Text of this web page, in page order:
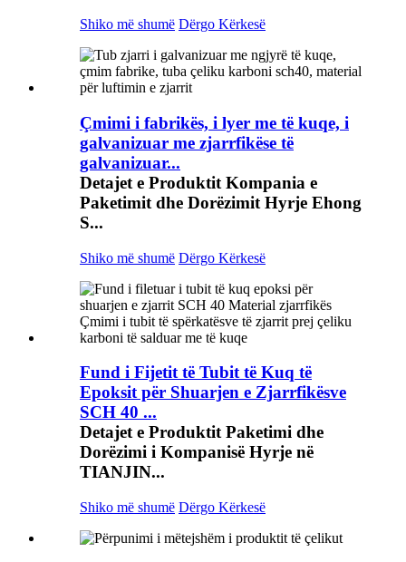
Shiko më shumë Dërgo Kërkesë
Çmimi i fabrikës, i lyer me të kuqe, i
galvanizuar me zjarrfikëse të
galvanizuar...
Detajet e Produktit Kompania e
Paketimit dhe Dorëzimit Hyrje Ehong
S...
Shiko më shumë Dërgo Kërkesë
Fund i Fijetit të Tubit të Kuq të
Epoksit për Shuarjen e Zjarrfikësve
SCH 40 ...
Detajet e Produktit Paketimi dhe
Dorëzimi i Kompanisë Hyrje në
TIANJIN...
Shiko më shumë Dërgo Kërkesë